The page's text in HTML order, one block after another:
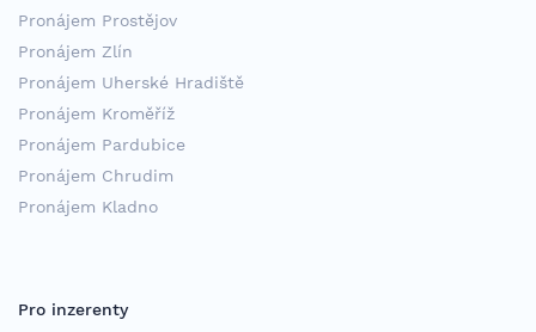
Pronájem Prostějov
Pronájem Zlín
Pronájem Uherské Hradiště
Pronájem Kroměříž
Pronájem Pardubice
Pronájem Chrudim
Pronájem Kladno
Pro inzerenty